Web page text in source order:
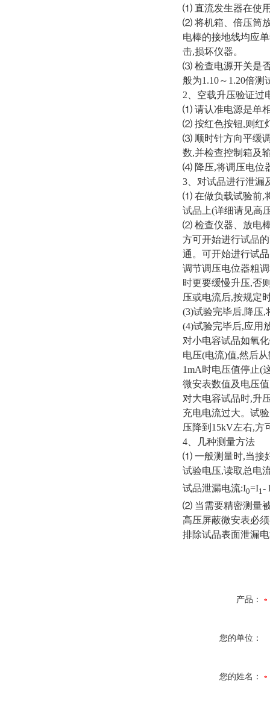
⑴ 直流发生器在使
⑵ 将机箱、倍压筒
电棒的接地线均应
击,损坏仪器。
⑶ 检查电源开关是
般为1.10～1.20倍测
2、空载升压验证过
⑴ 请认准电源是单
⑵ 按红色按钮,则红
⑶ 顺时针方向平缓
数,并检查控制箱及
⑷ 降压,将调压电位
3、对试品进行泄漏
⑴ 在做负载试验前,
试品上(详细请见高
⑵ 检查仪器、放电
方可开始进行试品
通。可开始进行试
调节调压电位器粗
时更要缓慢升压,否
压或电流后,按规定
(3)试验完毕后,降压
(4)试验完毕后,应用
对小电容试品如氧
电压(电流)值,然后
1mA时电压值停止(
微安表数值及电压
对大电容试品时,升
充电电流过大。试
压降到15kV左右,方
4、几种测量方法
⑴ 一般测量时,当接
试验电压,读取总电
试品泄漏电流:I0=I1-
⑵ 当需要精密测量
高压屏蔽微安表必
排除试品表面泄漏
产品：
您的单位：
您的姓名：